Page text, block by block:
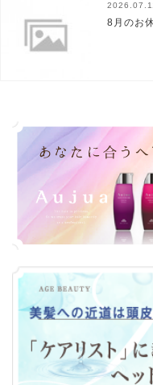
8月のお